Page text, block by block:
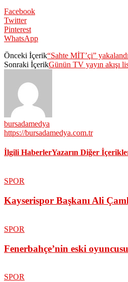
Facebook
Twitter
Pinterest
WhatsApp
Önceki İçerik“Sahte MİT’çi” yakalandı
Sonraki İçerikGünün TV yayın akışı
bursadamedya
https://bursadamedya.com.tr
İlgili HaberlerYazarın Diğer
SPOR
Kayserispor Başkanı Ali
SPOR
Fenerbahçe’nin eski
SPOR